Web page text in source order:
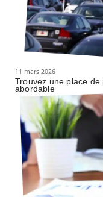
11 mars 2026
Trouvez une place de
abordable